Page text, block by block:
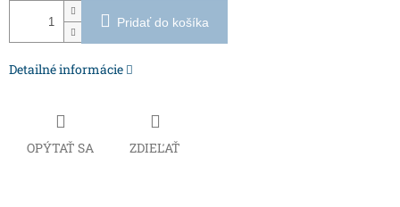
Pridať do košíka
Detailné informácie
OPÝTAŤ SA ZDIEĽAŤ